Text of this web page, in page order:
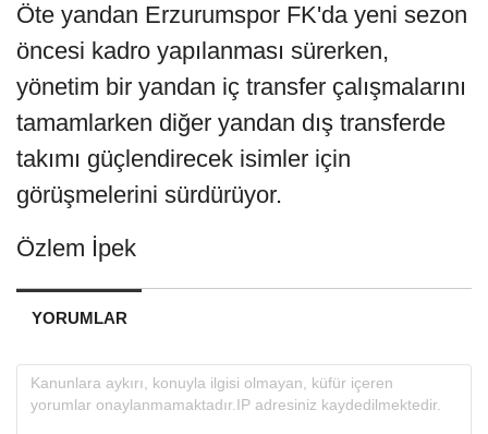
Öte yandan Erzurumspor FK'da yeni sezon
öncesi kadro yapılanması sürerken,
yönetim bir yandan iç transfer çalışmalarını
tamamlarken diğer yandan dış transferde
takımı güçlendirecek isimler için
görüşmelerini sürdürüyor.
Özlem İpek
YORUMLAR